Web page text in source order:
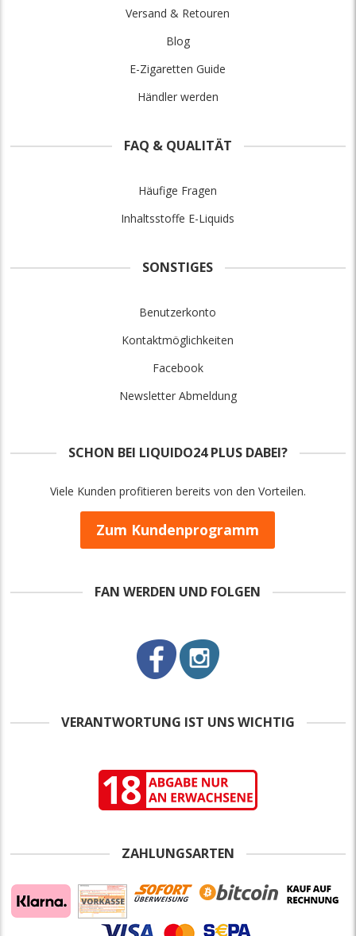
Versand & Retouren
Blog
E-Zigaretten Guide
Händler werden
FAQ & QUALITÄT
Häufige Fragen
Inhaltsstoffe E-Liquids
SONSTIGES
Benutzerkonto
Kontaktmöglichkeiten
Facebook
Newsletter Abmeldung
SCHON BEI LIQUIDO24 PLUS DABEI?
Viele Kunden profitieren bereits von den Vorteilen.
Zum Kundenprogramm
FAN WERDEN UND FOLGEN
VERANTWORTUNG IST UNS WICHTIG
ZAHLUNGSARTEN